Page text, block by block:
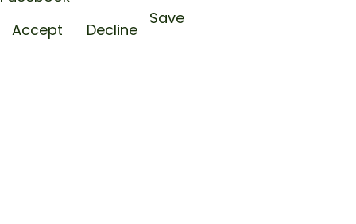
Accept
Decline
Save